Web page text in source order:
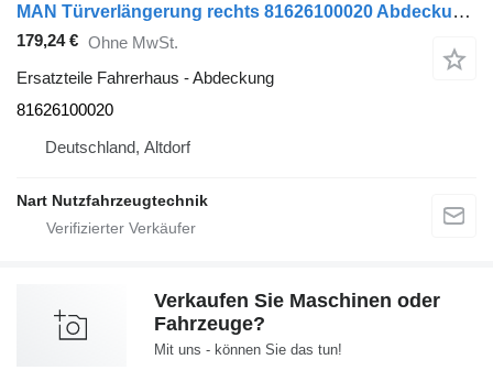
MAN Türverlängerung rechts 81626100020 Abdeckung für MAN TGA Sattelzugmaschine
179,24 € Ohne MwSt.
Ersatzteile Fahrerhaus - Abdeckung
81626100020
Deutschland, Altdorf
Nart Nutzfahrzeugtechnik
Verkaufen Sie Maschinen oder
Fahrzeuge?
Mit uns - können Sie das tun!